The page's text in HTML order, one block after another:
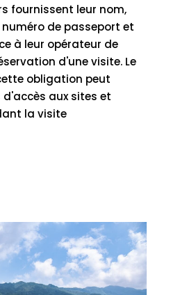
fournissent leur nom,
de passeport et
à leur opérateur de
d'une visite. Le
obligation peut
aux sites et
la visite